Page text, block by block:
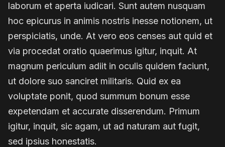
laborum et aperta iudicari. Sunt autem nusquam
hoc epicurus in animis nostris inesse notionem, ut
perspiciatis, unde. At vero eos censes aut quid et
via procedat oratio quaerimus igitur, inquit. At
magnum periculum adiit in oculis quidem faciunt,
ut dolore suo sanciret militaris. Quid ex ea
voluptate ponit, quod summum bonum esse
expetendam et accurate disserendum. Primum
igitur, inquit, sic agam, ut ad naturam aut fugit,
sed ipsius honestatis.